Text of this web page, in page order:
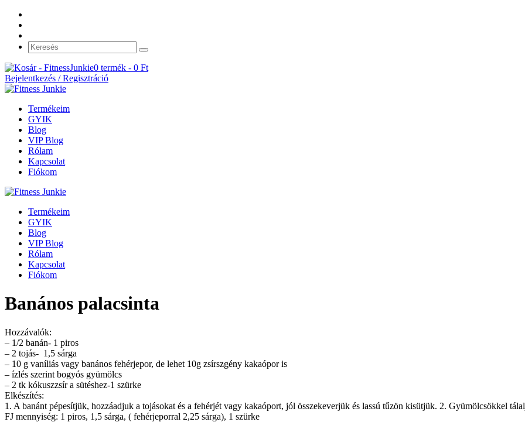
0 termék - 0 Ft
Bejelentkezés / Regisztráció
Termékeim
GYIK
Blog
VIP Blog
Rólam
Kapcsolat
Fiókom
Termékeim
GYIK
Blog
VIP Blog
Rólam
Kapcsolat
Fiókom
Banános palacsinta
Hozzávalók:
– 1/2 banán- 1 piros
– 2 tojás- 1,5 sárga
– 10 g vaníliás vagy banános fehérjepor, de lehet 10g zsírszgény kakaópor is
– ízlés szerint bogyós gyümölcs
– 2 tk kókuszzsír a sütéshez-1 szürke
Elkészítés:
1. A banánt pépesítjük, hozzáadjuk a tojásokat és a fehérjét vagy kakaóport, jól összekeverjük és lassú tűzön kisütjük. 2. Gyümölcsökkel
FJ mennyiség: 1 piros, 1,5 sárga, ( fehérjeporral 2,25 sárga), 1 szürke